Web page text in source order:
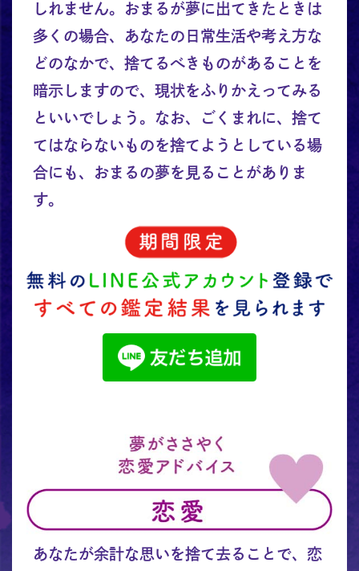
しれません。おまるが夢に出てきたときは
多くの場合、あなたの日常生活や考え方な
どのなかで、捨てるべきものがあることを
暗示しますので、現状をふりかえってみる
といいでしょう。なお、ごくまれに、捨て
てはならないものを捨てようとしている場
合にも、おまるの夢を見ることがありま
す。
あなたが余計な思いを捨て去ることで、恋